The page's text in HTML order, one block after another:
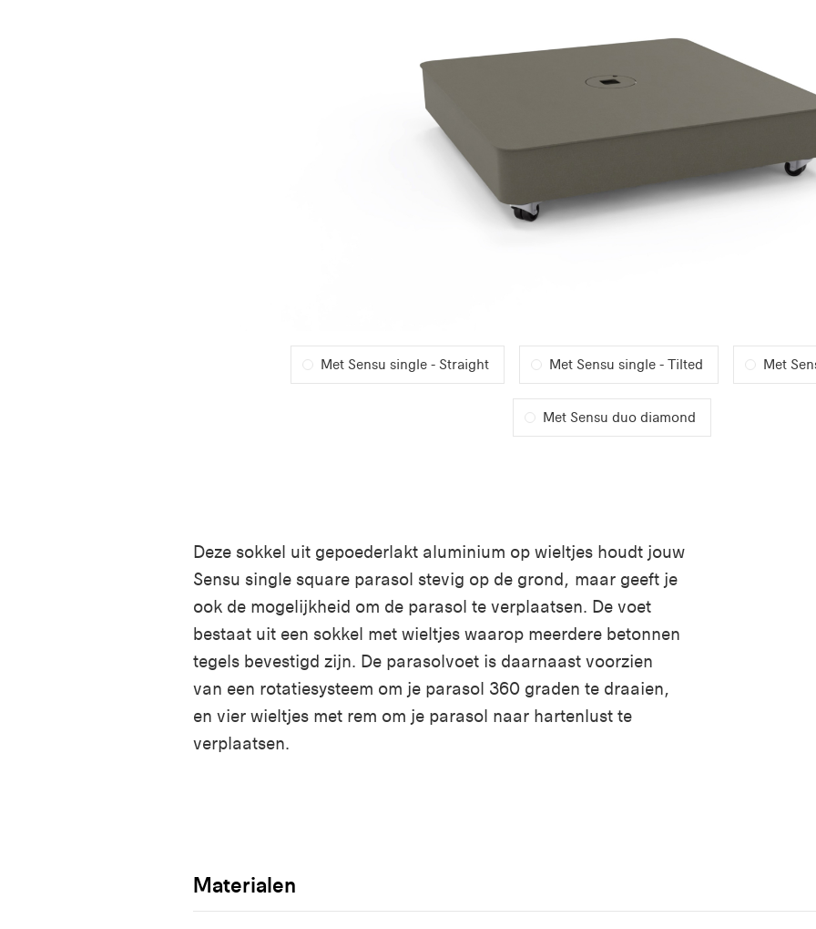
Met Sensu single - Straight Met Sensu single - Tilted Met
Met Sensu duo diamond
Deze sokkel uit gepoederlakt aluminium op wieltjes houdt jouw
Sensu single square parasol stevig op de grond, maar geeft je
ook de mogelijkheid om de parasol te verplaatsen. De voet
bestaat uit een sokkel met wieltjes waarop meerdere betonnen
tegels bevestigd zijn. De parasolvoet is daarnaast voorzien
van een rotatiesysteem om je parasol 360 graden te draaien,
en vier wieltjes met rem om je parasol naar hartenlust te
verplaatsen.
Materialen